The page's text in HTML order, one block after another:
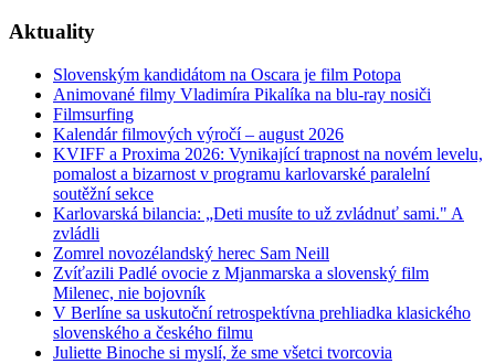
Aktuality
Slovenským kandidátom na Oscara je film Potopa
Animované filmy Vladimíra Pikalíka na blu-ray nosiči
Filmsurfing
Kalendár filmových výročí – august 2026
KVIFF a Proxima 2026: Vynikající trapnost na novém levelu,
pomalost a bizarnost v programu karlovarské paralelní
soutěžní sekce
Karlovarská bilancia: „Deti musíte to už zvládnuť sami." A
zvládli
Zomrel novozélandský herec Sam Neill
Zvíťazili Padlé ovocie z Mjanmarska a slovenský film
Milenec, nie bojovník
V Berlíne sa uskutoční retrospektívna prehliadka klasického
slovenského a českého filmu
Juliette Binoche si myslí, že sme všetci tvorcovia